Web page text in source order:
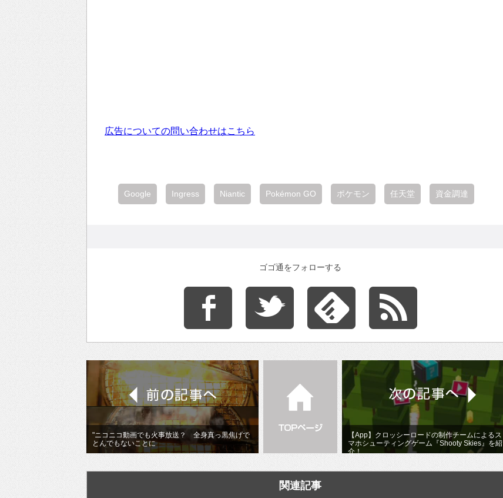
広告についての問い合わせはこちら
Google Ingress Niantic Pokémon GO ポケモン 任天堂 資金調達
ゴゴ通をフォローする
"ニコニコ動画でも火事放送？ 全身真っ黒焦げで
とんでもないことに
【App】クロッシーロードの制作チームによるス
マホシューティングゲーム『Shooty Skies』を紹
介！
関連記事